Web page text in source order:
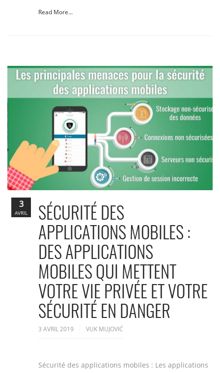
Read More...
SÉCURITÉ DES
APPLICATIONS MOBILES :
DES APPLICATIONS
MOBILES QUI METTENT
VOTRE VIE PRIVÉE ET VOTRE
SÉCURITÉ EN DANGER
3 AVRIL 2019 VUK MUJOVIĆ
Sécurité des applications mobiles : Les applications
3
AVRIL